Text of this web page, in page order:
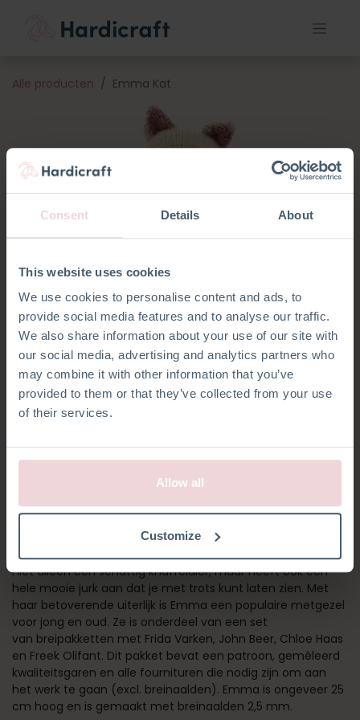
Consent Details About
This website uses cookies
We use cookies to personalise content and ads, to
provide social media features and to analyse our traffic.
We also share information about your use of our site with
our social media, advertising and analytics partners who
may combine it with other information that you’ve
provided to them or that they’ve collected from your use
of their services.
Allow all
Customize
Alle producten Emma Kat
EMMA KAT
Emma is een katje dat je hart meteen zal veroveren. Ze is
niet alleen een schattig knuffeldier, maar heeft ook een
hele mooie jurk aan dat je met trots kunt laten zien. Met
haar betoverende uiterlijk is Emma een populaire metgezel
voor jong en oud. Ze is onderdeel van een set
van breipakketten met Frida Varken, John Beer, Chloe Haas
en Freek Olifant. Dit pakket bevat een patroon, gemêleerd
kwaliteitsgaren en alle fournituren die nodig zijn om aan
het werk te gaan (excl. breinaalden). Emma is ongeveer 25
cm hoog en is gemaakt met breinaalden 2,5 mm.